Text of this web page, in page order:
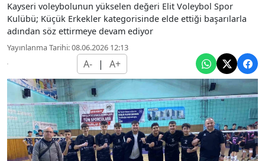
Kayseri voleybolunun yükselen değeri Elit Voleybol Spor
Kulübü; Küçük Erkekler kategorisinde elde ettiği başarılarla
adından söz ettirmeye devam ediyor
Yayınlanma Tarihi: 08.06.2026 12:13
A- | A+